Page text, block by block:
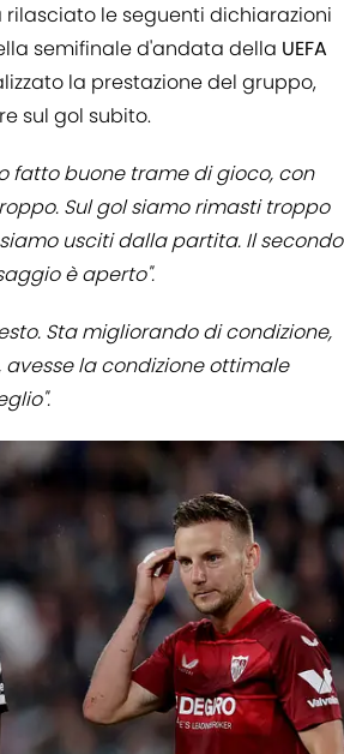
rilasciato le seguenti dichiarazioni
semifinale d'andata della UEFA
la prestazione del gruppo,
sul gol subito.
fatto buone trame di gioco, con
Sul gol siamo rimasti troppo
usciti dalla partita. Il secondo
è aperto".
Sta migliorando di condizione,
la condizione ottimale